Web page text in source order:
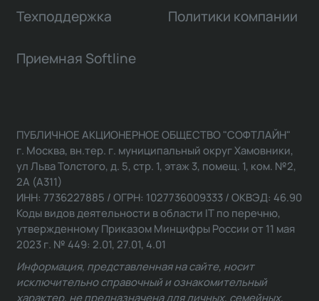
Техподдержка Политики компании
Приемная Softline
ПУБЛИЧНОЕ АКЦИОНЕРНОЕ ОБЩЕСТВО "СОФТЛАЙН"
г. Москва, вн.тер. г. муниципальный округ Хамовники,
ул Льва Толстого, д. 5, стр. 1, этаж 3, помещ. 1, ком. №2,
2А (А311)
ИНН: 7736227885 / ОГРН: 1027736009333 / ОКВЭД: 46.90
Коды видов деятельности в области IT по перечню,
утвержденному Приказом Минцифры России от 11 мая
2023 г. № 449: 2.01, 27.01, 4.01
Информация, представленная на сайте, носит
исключительно справочный и ознакомительный
характер, не предназначена для личных, семейных,